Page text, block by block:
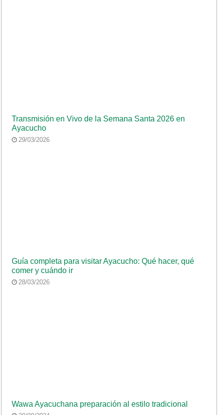
Transmisión en Vivo de la Semana Santa 2026 en
Ayacucho
29/03/2026
Guía completa para visitar Ayacucho: Qué hacer, qué
comer y cuándo ir
28/03/2026
Wawa Ayacuchana preparación al estilo tradicional